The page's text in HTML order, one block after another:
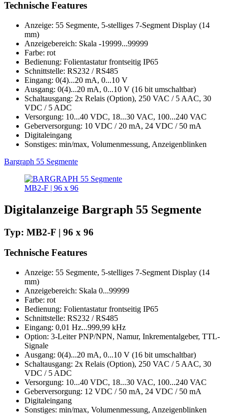
Technische Features
Anzeige: 55 Segmente, 5-stelliges 7-Segment Display (14
mm)
Anzeigebereich: Skala -19999...99999
Farbe: rot
Bedienung: Folientastatur frontseitig IP65
Schnittstelle: RS232 / RS485
Eingang: 0(4)...20 mA, 0...10 V
Ausgang: 0(4)...20 mA, 0...10 V (16 bit umschaltbar)
Schaltausgang: 2x Relais (Option), 250 VAC / 5 AAC, 30
VDC / 5 ADC
Versorgung: 10...40 VDC, 18...30 VAC, 100...240 VAC
Geberversorgung: 10 VDC / 20 mA, 24 VDC / 50 mA
Digitaleingang
Sonstiges: min/max, Volumenmessung, Anzeigenblinken
Bargraph 55 Segmente
MB2-F | 96 x 96
Digitalanzeige Bargraph 55 Segmente
Typ: MB2-F | 96 x 96
Technische Features
Anzeige: 55 Segmente, 5-stelliges 7-Segment Display (14
mm)
Anzeigebereich: Skala 0...99999
Farbe: rot
Bedienung: Folientastatur frontseitig IP65
Schnittstelle: RS232 / RS485
Eingang: 0,01 Hz...999,99 kHz
Option: 3-Leiter PNP/NPN, Namur, Inkrementalgeber, TTL-
Signale
Ausgang: 0(4)...20 mA, 0...10 V (16 bit umschaltbar)
Schaltausgang: 2x Relais (Option), 250 VAC / 5 AAC, 30
VDC / 5 ADC
Versorgung: 10...40 VDC, 18...30 VAC, 100...240 VAC
Geberversorgung: 12 VDC / 50 mA, 24 VDC / 50 mA
Digitaleingang
Sonstiges: min/max, Volumenmessung, Anzeigenblinken